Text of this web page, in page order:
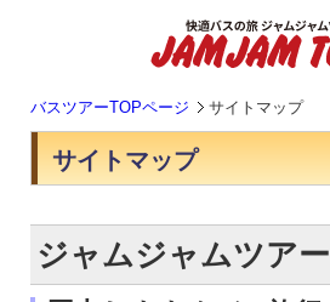
バスツアーTOPページ サイトマップ
サイトマップ
ジャムジャムツアー